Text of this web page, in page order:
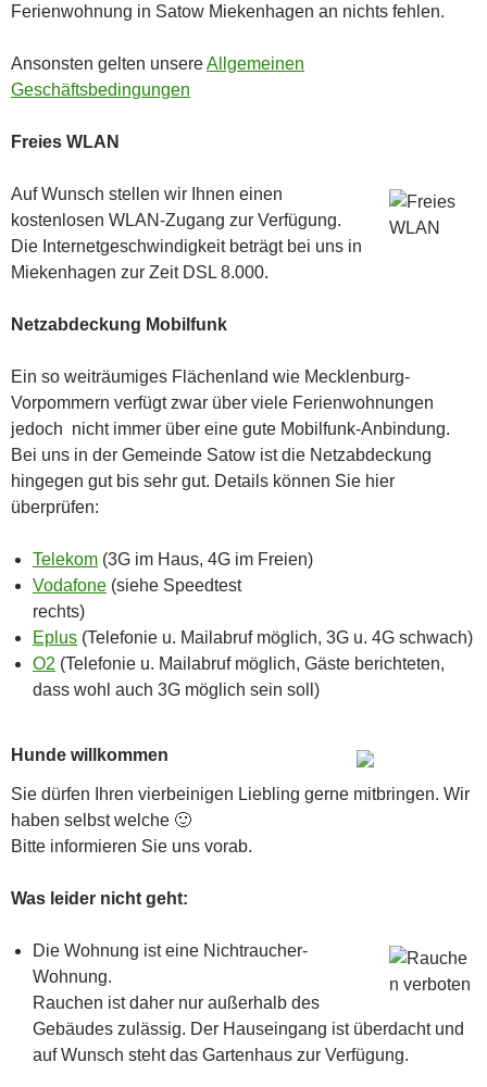
Ferienwohnung in Satow Miekenhagen an nichts fehlen.
Ansonsten gelten unsereAllgemeinen
Geschäftsbedingungen
Freies WLAN
Auf Wunsch stellen wir Ihnen einen
kostenlosen WLAN-Zugang zur Verfügung.
Die Internetgeschwindigkeit beträgt bei uns in
Miekenhagen zur Zeit DSL 8.000.
Netzabdeckung Mobilfunk
Ein so weiträumiges Flächenland wie Mecklenburg-
Vorpommern verfügt zwar über viele Ferienwohnungen
jedoch nicht immer über eine gute Mobilfunk-Anbindung.
Bei uns in der Gemeinde Satow ist die Netzabdeckung
hingegen gut bis sehr gut. Details können Sie hier
überprüfen:
Telekom (3G im Haus, 4G im Freien)
Vodafone (siehe Speedtest
rechts)
Eplus (Telefonie u. Mailabruf möglich, 3G u. 4G schwach)
O2 (Telefonie u. Mailabruf möglich, Gäste berichteten,
dass wohl auch 3G möglich sein soll)
Hunde willkommen
Sie dürfen Ihren vierbeinigen Liebling gerne mitbringen. Wir
haben selbst welche 🙂
Bitte informieren Sie uns vorab.
Was leider nicht geht:
Die Wohnung ist eine Nichtraucher-
Wohnung.
Rauchen ist daher nur außerhalb des
Gebäudes zulässig. Der Hauseingang ist überdacht und
auf Wunsch steht das Gartenhaus zur Verfügung.